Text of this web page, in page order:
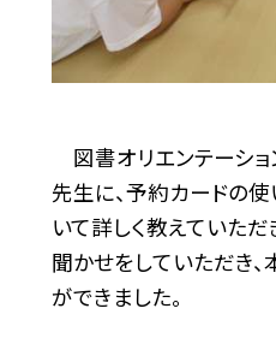
図書オリエンテーショ
先生に、予約カードの
いて詳しく教えていた
聞かせをしていただき、
ができました。